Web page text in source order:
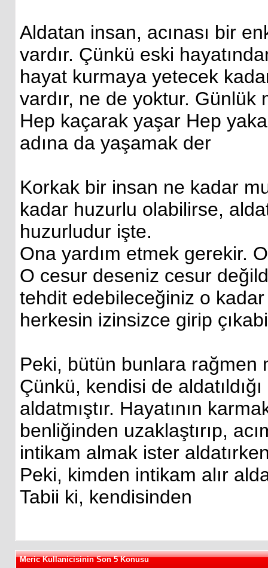
Aldatan insan, acınası bir
vardır. Çünkü eski
hayat kurmaya yetecek
vardır, ne de yoktur.
Hep kaçarak yaşar Hep
adına da yaşamak der
Korkak bir insan ne kadar
kadar huzurlu olabilirse,
huzurludur işte.
Ona yardım etmek gerekir.
O cesur deseniz cesur
tehdit edebileceğiniz o
herkesin izinsizce girip
Peki, bütün bunlara rağmen
Çünkü, kendisi de
aldatmıştır. Hayatının
benliğinden uzaklaştırıp,
intikam almak ister
Peki, kimden intikam alır
Tabii ki, kendisinden
Meric Kullanicisinin Son 5 Konusu